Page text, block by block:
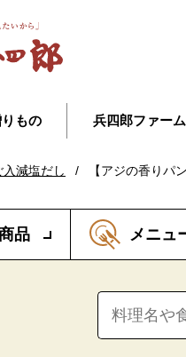
りもの 兵四郎ファーム
入減塩だし / 【アジの香りパ
品 メニュ